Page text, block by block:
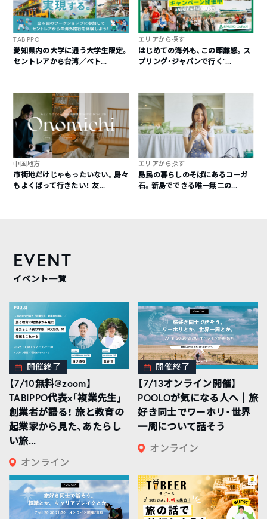
TABIPPO
愛知県内の大学に通う大学生限定。
セントレアから台湾／ベト...
エリアから探す
はじめての海外も、この距離感。ス
プリング・ジャパンで行く“...
中国地方
市街地だけじゃもったいない。島々
もよくばって行きたい！ 友...
エリアから探す
島民の暮らしのそばにあるコーガ
石。新島でできる唯一無二の...
EVENT
イベント一覧
開催終了
【7/10無料@zoom】
TABIPPO代表×「複業先生」
創業者が語る！ 旅と教育の
起業家から見た、あたらし
い旅...
オンライン
開催終了
【7/13オンライン開催】
POOLOが気になる人へ｜旅
好き同士でワーホリ・世界
一周について話そう
オンライン